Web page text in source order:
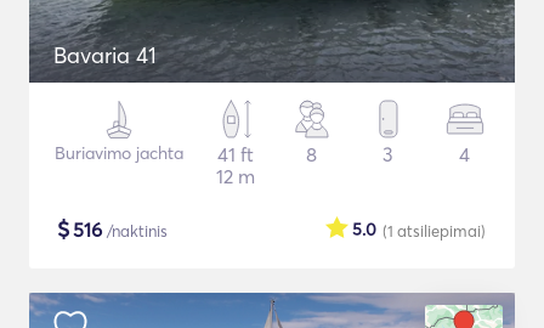
Bavaria 41
Buriavimo jachta
41 ft
12 m
8 3 4
$516 /naktinis (1 atsiliepimai)
5.0